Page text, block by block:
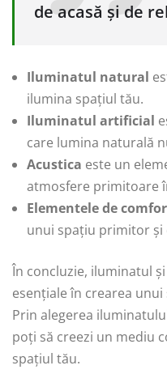
de acasă și de
Iluminatul natural
ilumina spațiul tău.
Iluminatul artificial
care lumina naturală
Acustica este un
atmosfere primitoare
Elementele de
unui spațiu primitor și
În concluzie, iluminatul
esențiale în crearea
Prin alegerea
poți să creezi un mediu
spațiul tău.